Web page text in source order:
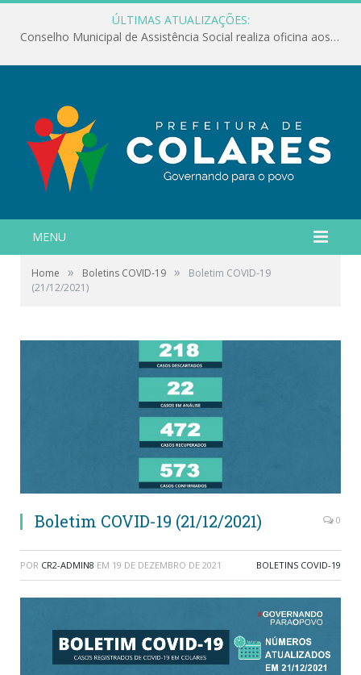
ÚLTIMAS ATUALIZAÇÕES:
Conselho Municipal de Assistência Social realiza oficina aos servidores
MENU
Home » Boletins COVID-19 »
Boletim COVID-19
(21/12/2021)
Boletim COVID-19 (21/12/2021) 0
POR CR2-ADMIN8 EM 19 DE DEZEMBRO DE 2021 BOLETINS COVID-19